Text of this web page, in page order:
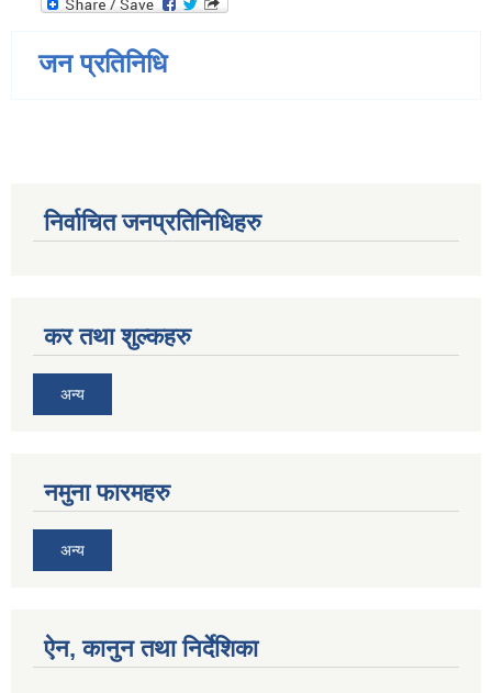
जन प्रतिनिधि
निर्वाचित जनप्रतिनिधिहरु
कर तथा शुल्कहरु
अन्य
नमुना फारमहरु
अन्य
ऐन, कानुन तथा निर्देशिका